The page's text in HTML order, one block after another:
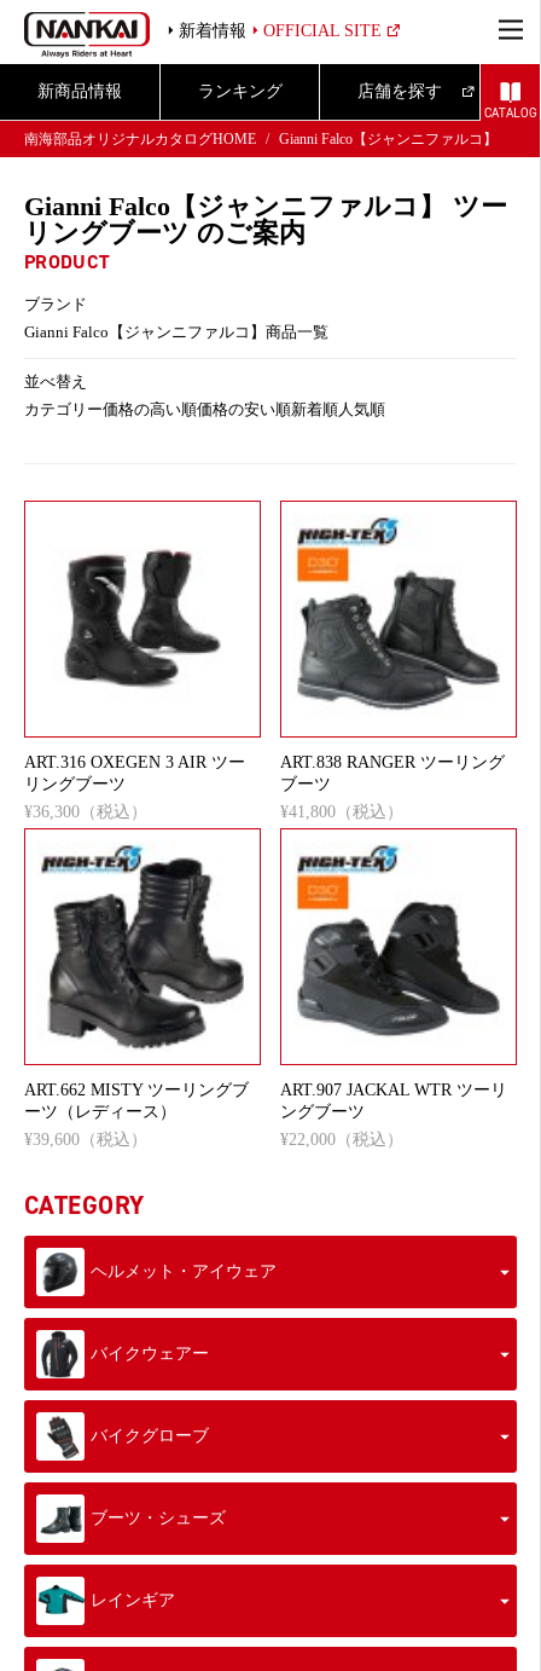
新着情報 OFFICIAL SITE
新商品情報 ランキング 店舗を探す
CATALOG
南海部品オリジナルカタログHOME
Gianni Falco【ジャンニファルコ】
Gianni Falco【ジャンニファルコ】 ツー
リングブーツ のご案内
PRODUCT
ブランド
Gianni Falco【ジャンニファルコ】商品一覧
並べ替え
カテゴリー価格の高い順価格の安い順新着順人気順
ART.316 OXEGEN 3 AIR ツー
リングブーツ
¥36,300（税込）
ART.838 RANGER ツーリング
ブーツ
¥41,800（税込）
ART.662 MISTY ツーリングブ
ーツ（レディース）
¥39,600（税込）
ART.907 JACKAL WTR ツーリ
ングブーツ
¥22,000（税込）
CATEGORY
ヘルメット・アイウェア
バイクウェアー
バイクグローブ
ブーツ・シューズ
レインギア